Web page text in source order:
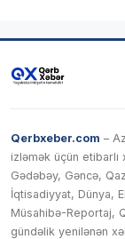
Qerbxeber.com –
izləmək üçün etibarlı
Gədəbəy, Gəncə,
İqtisadiyyat, Dünya,
Müsahibə-Reportaj,
gündəlik yenilənən